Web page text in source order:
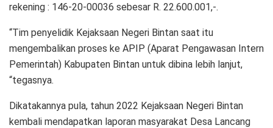
rekening : 146-20-00036 sebesar R. 22.600.001,-.
“Tim penyelidik Kejaksaan Negeri Bintan saat itu
mengembalikan proses ke APIP (Aparat Pengawasan Intern
Pemerintah) Kabupaten Bintan untuk dibina lebih lanjut,
“tegasnya.
Dikatakannya pula, tahun 2022 Kejaksaan Negeri Bintan
kembali mendapatkan laporan masyarakat Desa Lancang